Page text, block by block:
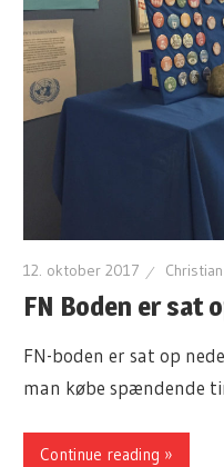
12. oktober 2017
FN Boden er sat
FN-boden er sat op
man købe spændende
Continue reading »